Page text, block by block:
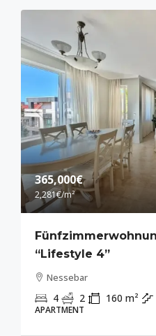
365,000€
2,281€/m²
“Lifestyle 4”
Nessebar
4 2 160 m²
APARTMENT